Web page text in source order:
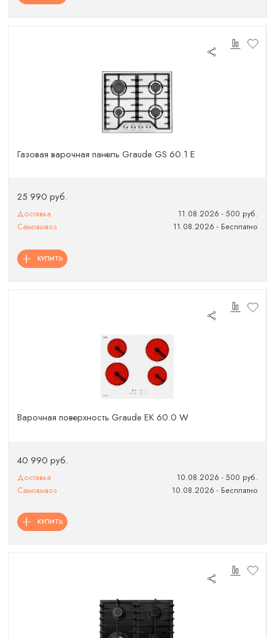
Газовая варочная панель Graude GS 60.1 E
25 990 руб.
Доставка
11.08.2026 - 500 руб.
Самовывоз
11.08.2026 - Бесплатно
КУПИТЬ
Варочная поверхность Graude EK 60.0 W
40 990 руб.
Доставка
10.08.2026 - 500 руб.
Самовывоз
10.08.2026 - Бесплатно
КУПИТЬ